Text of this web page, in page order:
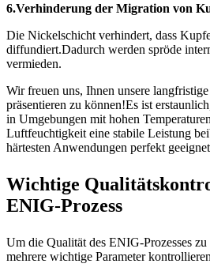
6.Verhinderung der Migration von
Die Nickelschicht verhindert, dass
diffundiert.Dadurch werden spröde
vermieden.
Wir freuen uns, Ihnen unsere
präsentieren zu können!Es ist
in Umgebungen mit hohen
Luftfeuchtigkeit eine stabile Leistung
härtesten Anwendungen perfekt
Wichtige
ENIG-Prozess
Um die Qualität des ENIG-Prozesses
mehrere wichtige Parameter